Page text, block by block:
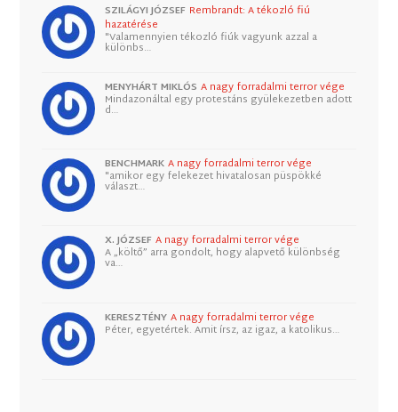
SZILÁGYI JÓZSEF Rembrandt: A tékozló fiú
hazatérése
"Valamennyien tékozló fiúk vagyunk azzal a
különbs…
MENYHÁRT MIKLÓS A nagy forradalmi terror vége
Mindazonáltal egy protestáns gyülekezetben adott
d…
BENCHMARK A nagy forradalmi terror vége
"amikor egy felekezet hivatalosan püspökké
választ…
X. JÓZSEF A nagy forradalmi terror vége
A „költő” arra gondolt, hogy alapvető különbség
va…
KERESZTÉNY A nagy forradalmi terror vége
Péter, egyetértek. Amit írsz, az igaz, a katolikus…